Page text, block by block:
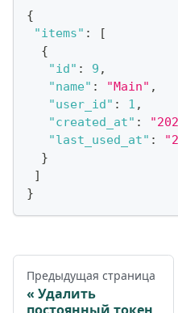
{
"items" :
[
{
"id" : 9 ,
"name" : "Main" ,
"user_id" : 1 ,
"created_at" :
"last_used_at" :
}
]
}
Предыдущая страница
Удалить